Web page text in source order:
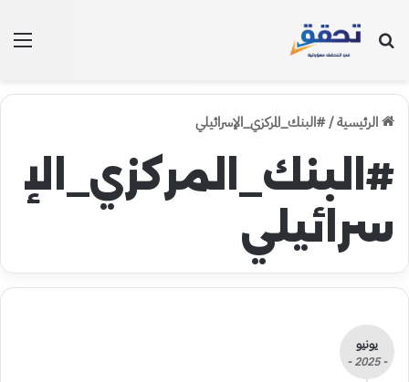
بحث عن
الرئيسية/#البنك_المركزي_الإسرائيلي
#البنك_المركزي_الإ
سرائيلي
يونيو
- 2025 -